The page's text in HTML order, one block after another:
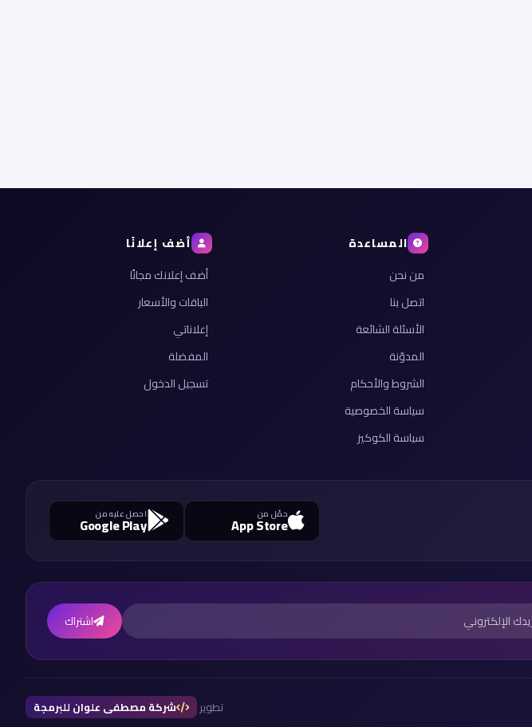
المساعدة
من نحن
اتصل بنا
الأسئلة الشائعة
المدوّنة
الشروط والأحكام
سياسة الخصوصية
سياسة الكوكيز
أضف إعلانًا
أضف إعلانك مجانًا
الباقات والأسعار
إعلاناتي
المفضلة
تسجيل الدخول
حمّل من
App Store احصل عليه من
Google Play
اشتراك
تطوير شركة مصطفى علوان للبرمجة